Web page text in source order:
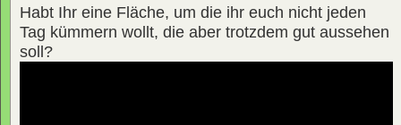
Habt Ihr eine Fläche, um die ihr euch nicht jeden
Tag kümmern wollt, die aber trotzdem gut aussehen
soll?